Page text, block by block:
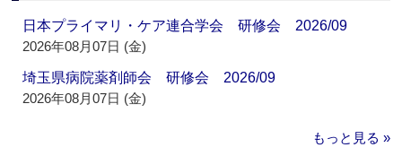
日本プライマリ・ケア連合学会 研修会 2026/09
2026年08月07日 (金)
埼玉県病院薬剤師会 研修会 2026/09
2026年08月07日 (金)
もっと見る »